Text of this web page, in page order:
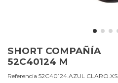
SHORT COMPAÑÍA
52C40124 M
Referencia 52C40124.AZUL CLARO.XS